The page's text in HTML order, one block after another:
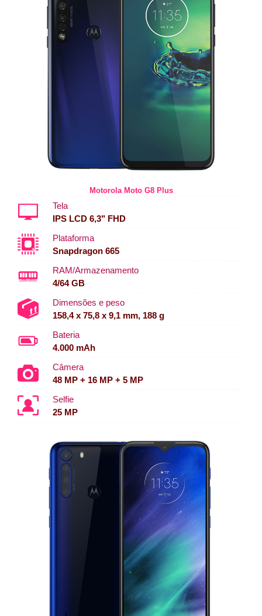
Motorola Moto G8 Plus
Tela
IPS LCD 6,3" FHD
Plataforma
Snapdragon 665
RAM/Armazenamento
4/64 GB
Dimensões e peso
158,4 x 75,8 x 9,1 mm, 188 g
Bateria
4.000 mAh
Câmera
48 MP + 16 MP + 5 MP
Selfie
25 MP